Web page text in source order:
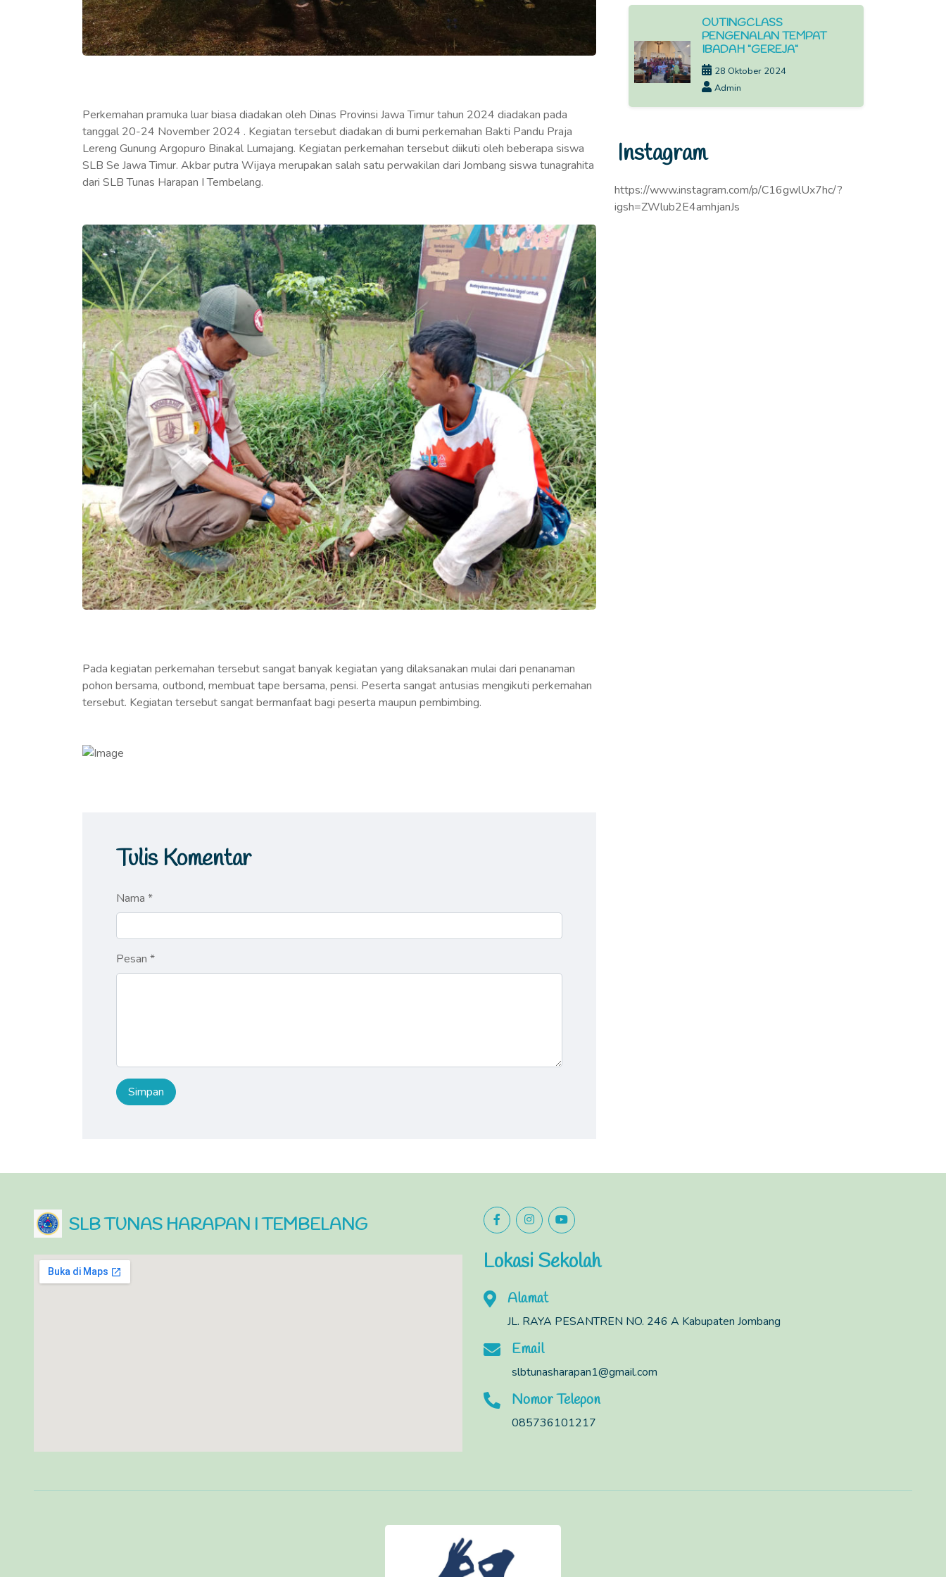
Perkemahan pramuka luar biasa diadakan oleh Dinas Provinsi Jawa Timur tahun 2024 diadakan pada
tanggal 20-24 November 2024 . Kegiatan tersebut diadakan di bumi perkemahan Bakti Pandu Praja
Lereng Gunung Argopuro Binakal Lumajang. Kegiatan perkemahan tersebut diikuti oleh beberapa siswa
SLB Se Jawa Timur. Akbar putra Wijaya merupakan salah satu perwakilan dari Jombang siswa tunagrahita
dari SLB Tunas Harapan I Tembelang.
Pada kegiatan perkemahan tersebut sangat banyak kegiatan yang dilaksanakan mulai dari penanaman
pohon bersama, outbond, membuat tape bersama, pensi. Peserta sangat antusias mengikuti perkemahan
tersebut. Kegiatan tersebut sangat bermanfaat bagi peserta maupun pembimbing.
Tulis Komentar
Nama *
Pesan *
OUTINGCLASS
PENGENALAN TEMPAT
IBADAH "GEREJA"
28 Oktober 2024
Admin
Instagram
https://www.instagram.com/p/C16gwlUx7hc/?
igsh=ZWlub2E4amhjanJs
SLB TUNAS HARAPAN I TEMBELANG
Lokasi Sekolah
Alamat
JL. RAYA PESANTREN NO. 246 A Kabupaten Jombang
Email
slbtunasharapan1@gmail.com
Nomor Telepon
085736101217